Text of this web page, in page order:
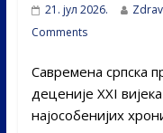
21. јул 2026.
Comments
Савремена српска
деценије XXI
најособенијих